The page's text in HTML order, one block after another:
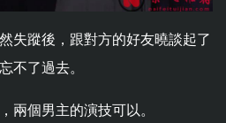
失蹤後，跟對方的好友曉談起了
不了過去。
兩個男主的演技可以。